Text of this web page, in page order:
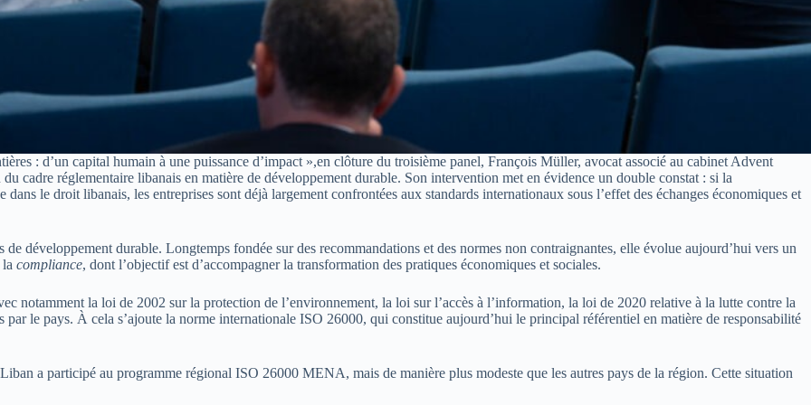
: d’un capital humain à une puissance d’impact »,en clôture du troisième panel, François Müller, avocat associé au cabinet Advent
cadre réglementaire libanais en matière de développement durable. Son intervention met en évidence un double constat : si la
le droit libanais, les entreprises sont déjà largement confrontées aux standards internationaux sous l’effet des échanges économiques et
développement durable. Longtemps fondée sur des recommandations et des normes non contraignantes, elle évolue aujourd’hui vers un
compliance, dont l’objectif est d’accompagner la transformation des pratiques économiques et sociales.
notamment la loi de 2002 sur la protection de l’environnement, la loi sur l’accès à l’information, la loi de 2020 relative à la lutte contre la
le pays. À cela s’ajoute la norme internationale ISO 26000, qui constitue aujourd’hui le principal référentiel en matière de responsabilité
a participé au programme régional ISO 26000 MENA, mais de manière plus modeste que les autres pays de la région. Cette situation